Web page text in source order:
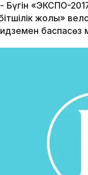
Бүгін «ЭКСПО-
жолы»
баспасөз